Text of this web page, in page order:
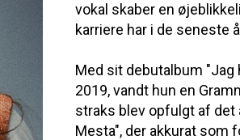
vokal skaber en
karriere har i de seneste
Med sit debutalbum "Jag
2019, vandt hun en
straks blev opfulgt af det
Mesta", der akkurat